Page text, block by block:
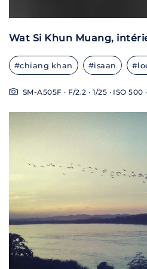
Wat Si Khun Muang,
#chiang khan #isaan
SM-A505F · F/2.2 · 1/25 · ISO 500